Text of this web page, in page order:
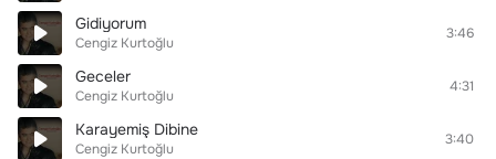
Gidiyorum
Cengiz Kurtoğlu
3:46
Geceler
Cengiz Kurtoğlu
4:31
Karayemiş Dibine
Cengiz Kurtoğlu
3:40